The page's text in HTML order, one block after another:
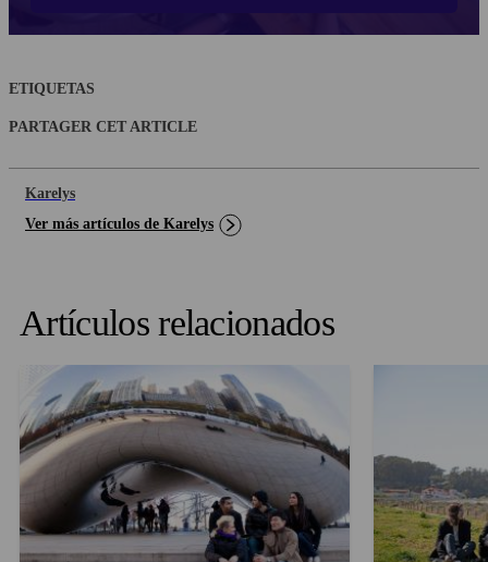
ETIQUETAS
PARTAGER CET ARTICLE
Karelys
Ver más artículos de Karelys
Artículos relacionados